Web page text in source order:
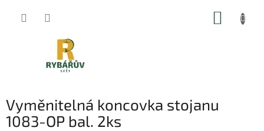
Vyměnitelná koncovka stojanu
1083-OP bal. 2ks